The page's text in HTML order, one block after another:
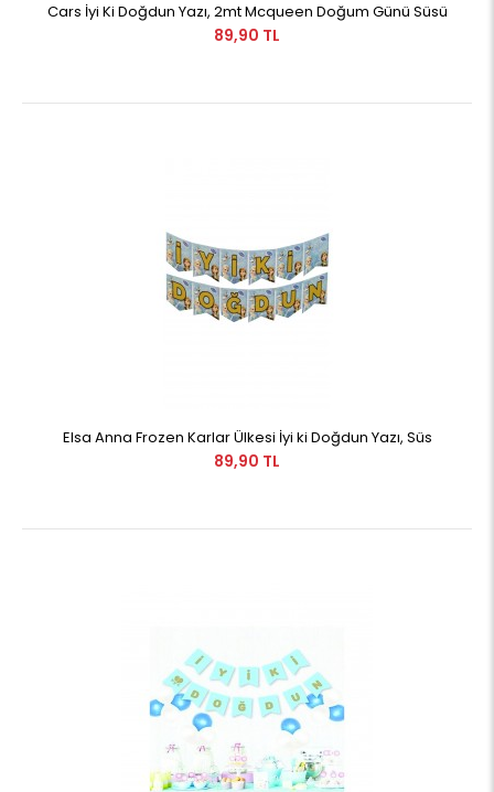
Cars İyi Ki Doğdun Yazı, 2mt Mcqueen Doğum Günü Süsü
89,90 TL
Elsa Anna Frozen Karlar Ülkesi İyi ki Doğdun Yazı, Süs
89,90 TL